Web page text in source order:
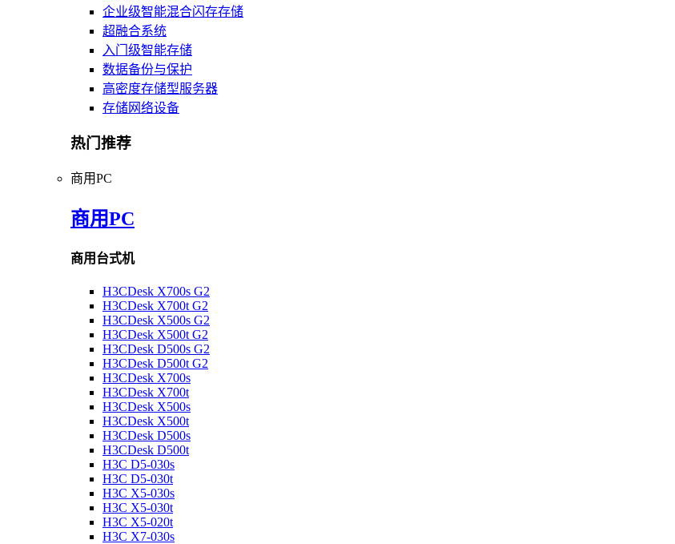
企业级智能混合闪存存储
超融合系统
入门级智能存储
数据备份与保护
高密度存储型服务器
存储网络设备
热门推荐
商用PC
商用PC
商用台式机
H3CDesk X700s G2
H3CDesk X700t G2
H3CDesk X500s G2
H3CDesk X500t G2
H3CDesk D500s G2
H3CDesk D500t G2
H3CDesk X700s
H3CDesk X700t
H3CDesk X500s
H3CDesk X500t
H3CDesk D500s
H3CDesk D500t
H3C D5-030s
H3C D5-030t
H3C X5-030s
H3C X5-030t
H3C X5-020t
H3C X7-030s